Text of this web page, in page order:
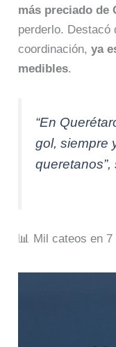
más preciado de
perderlo. Destacó
coordinación,ya
medibles.
“En
gol, siempre
queretanos”,
📊 Mil cateos en